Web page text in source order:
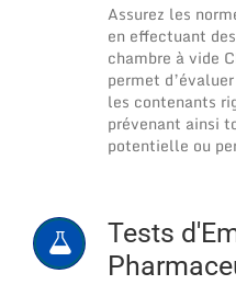
Assurez les
en effectuant
chambre à vide
permet
les contenants
prévenant ainsi
potentielle ou
Tests